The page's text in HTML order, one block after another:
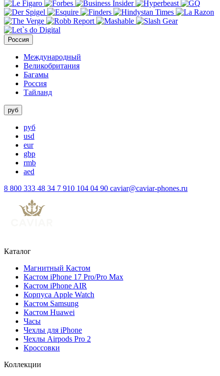
Россия
Международный
Великобритания
Багамы
Россия
Тайланд
руб
руб
usd
eur
gbp
rmb
aed
8 800 333 48 34 7 910 104 04 90 caviar@caviar-phones.ru
Каталог
Магнитный Кастом
Кастом iPhone 17 Pro/Pro Max
Кастом iPhone AIR
Корпуса Apple Watch
Кастом Samsung
Кастом Huawei
Часы
Чехлы для iPhone
Чехлы Airpods Pro 2
Кроссовки
Коллекции